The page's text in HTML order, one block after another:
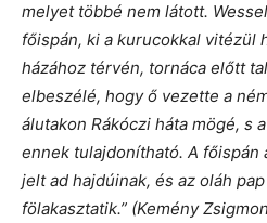
melyet többé nem látott.
főispán, ki a kurucokkal vitézül
házához térvén, tornáca előtt
elbeszélé, hogy ő vezette a
álutakon Rákóczi háta mögé, s
ennek tulajdonítható. A főispán
jelt ad hajdúinak, és az oláh
fölakasztatik.” (Kemény